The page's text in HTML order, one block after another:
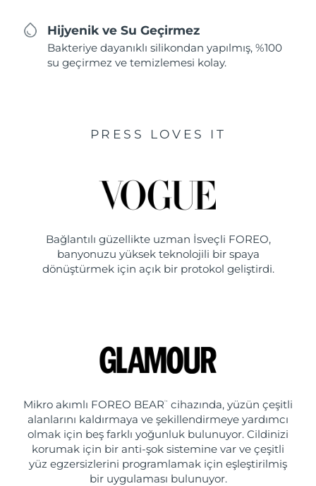
Hijyenik ve Su Geçirmez
Bakteriye dayanıklı silikondan yapılmış, %100
su geçirmez ve temizlemesi kolay.
PRESS LOVES IT
Bağlantılı güzellikte uzman İsveçli FOREO,
banyonuzu yüksek teknolojili bir spaya
dönüştürmek için açık bir protokol geliştirdi.
Mikro akımlı FOREO BEAR ™
cihazında, yüzün çeşitli
alanlarını kaldırmaya ve şekillendirmeye yardımcı
olmak için beş farklı yoğunluk bulunuyor. Cildinizi
korumak için bir anti-şok sistemine var ve çeşitli
yüz egzersizlerini programlamak için eşleştirilmiş
bir uygulaması bulunuyor.